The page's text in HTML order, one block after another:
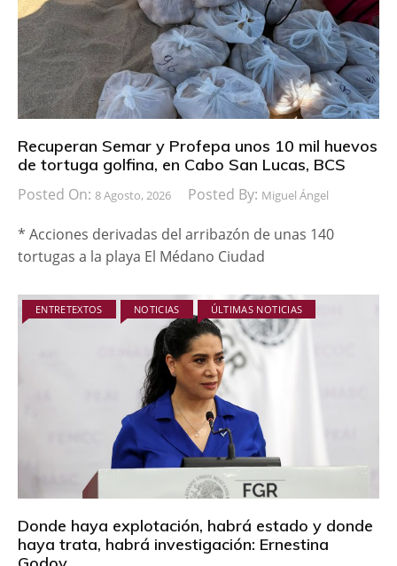
Recuperan Semar y Profepa unos 10 mil huevos
de tortuga golfina, en Cabo San Lucas, BCS
Posted On: 8 Agosto, 2026 Posted By: Miguel Ángel
* Acciones derivadas del arribazón de unas 140
tortugas a la playa El Médano Ciudad
ENTRETEXTOS NOTICIAS ÚLTIMAS NOTICIAS
Donde haya explotación, habrá estado y donde
haya trata, habrá investigación: Ernestina